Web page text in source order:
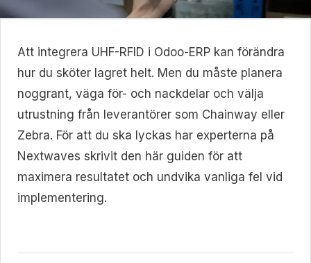
Att integrera UHF-RFID i Odoo-ERP kan förändra
hur du sköter lagret helt. Men du måste planera
noggrant, väga för- och nackdelar och välja
utrustning från leverantörer som Chainway eller
Zebra. För att du ska lyckas har experterna på
Nextwaves skrivit den här guiden för att
maximera resultatet och undvika vanliga fel vid
implementering.